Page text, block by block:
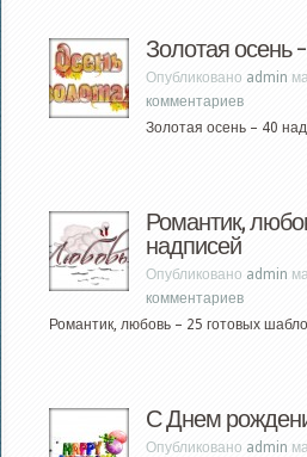
Золотая осень
Опубликовано admin
комментариев
Золотая осень – 40
Романтик,
надписей
Опубликовано admin
комментариев
Романтик, любовь – 25 готовых
С Днем
Опубликовано admin